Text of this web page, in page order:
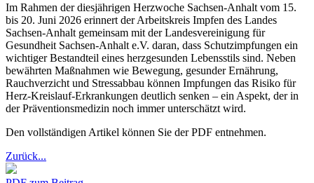
Im Rahmen der diesjährigen Herzwoche Sachsen-Anhalt vom 15.
bis 20. Juni 2026 erinnert der Arbeitskreis Impfen des Landes
Sachsen-Anhalt gemeinsam mit der Landesvereinigung für
Gesundheit Sachsen-Anhalt e.V. daran, dass Schutzimpfungen ein
wichtiger Bestandteil eines herzgesunden Lebensstils sind. Neben
bewährten Maßnahmen wie Bewegung, gesunder Ernährung,
Rauchverzicht und Stressabbau können Impfungen das Risiko für
Herz-Kreislauf-Erkrankungen deutlich senken – ein Aspekt, der in
der Präventionsmedizin noch immer unterschätzt wird.
Den vollständigen Artikel können Sie der PDF entnehmen.
Zurück...